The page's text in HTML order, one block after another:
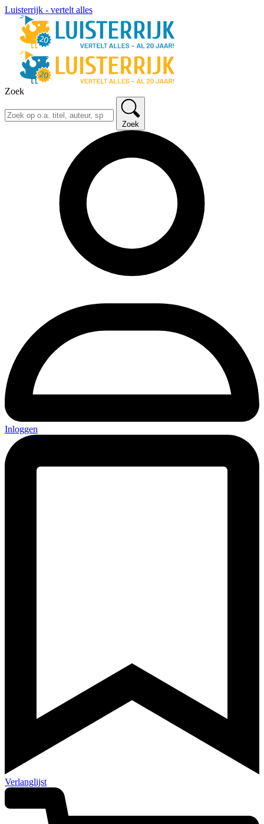
Luisterrijk - vertelt alles
Zoek
Zoek
Inloggen
Verlanglijst